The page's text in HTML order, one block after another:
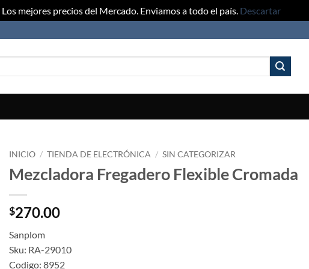
Los mejores precios del Mercado. Enviamos a todo el país. Descartar
INICIO / TIENDA DE ELECTRÓNICA / SIN CATEGORIZAR
Mezcladora Fregadero Flexible Cromada
$270.00
Sanplom
Sku: RA-29010
Codigo: 8952